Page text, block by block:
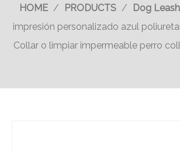
HOME / PRODUCTS / Dog Leash
impresión personalizado azul
Collar o limpiar impermeable perro